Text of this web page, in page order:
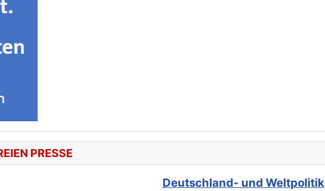
PRESSE
Deutschland- und Weltpolitik